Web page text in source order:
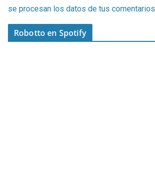
se procesan los datos de tus comentarios
Robotto en Spotify